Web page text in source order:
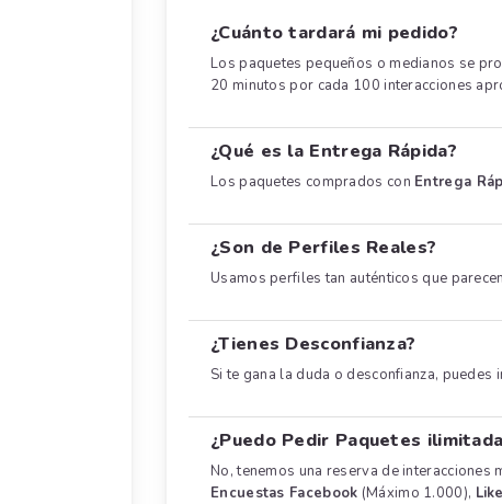
¿Cuánto tardará mi pedido?
Los paquetes pequeños o medianos se
20 minutos por cada 100 interacciones
¿Qué es la Entrega Rápida?
Los paquetes comprados con Entrega
¿Son de Perfiles Reales?
Usamos perfiles tan auténticos que
¿Tienes Desconfianza?
Si te gana la duda o desconfianza,
¿Puedo Pedir Paquetes
No, tenemos una reserva de interacciones
Encuestas Facebook (Máximo 1.000),